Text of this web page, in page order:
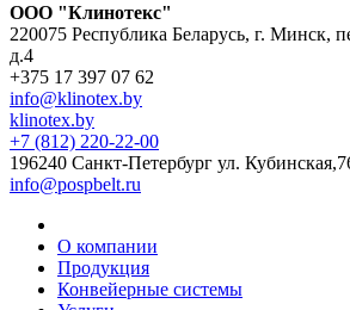
ООО "Клинотекс"
220075 Республика Беларусь, г.
д.4
+375 17 397 07 62
info@klinotex.by
klinotex.by
+7 (812) 220-22-00
196240 Санкт-Петербург ул.
info@pospbelt.ru
О компании
Продукция
Конвейерные системы